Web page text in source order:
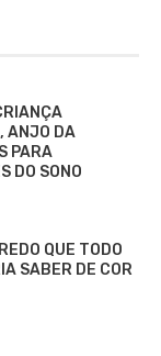
ANJO DA
PARA
DO SONO
QUE TODO
SABER DE COR